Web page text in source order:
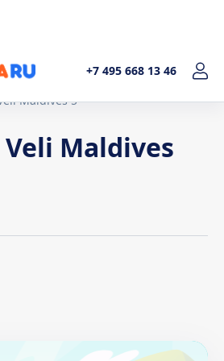
+7 495 668 13 46
Maldives 5*
Maldives
данных, предпринимаемые